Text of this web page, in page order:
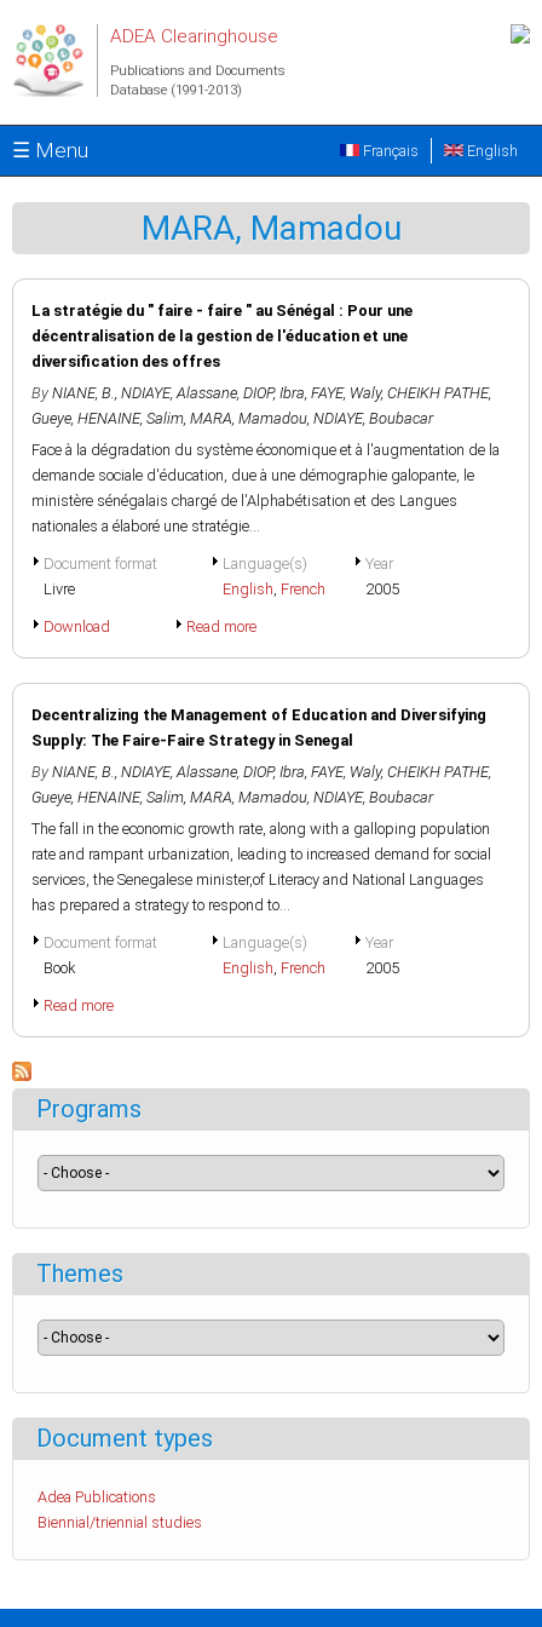
ADEA Clearinghouse
Publications and Documents
Database (1991-2013)
☰ Menu English
Français
MARA, Mamadou
La stratégie du " faire - faire " au Sénégal : Pour une
décentralisation de la gestion de l'éducation et une
diversification des offres
By NIANE, B., NDIAYE, Alassane, DIOP, Ibra, FAYE, Waly, CHEIKH PATHE,
Gueye, HENAINE, Salim, MARA, Mamadou, NDIAYE, Boubacar
Face à la dégradation du système économique et à l'augmentation de la
demande sociale d'éducation, due à une démographie galopante, le
ministère sénégalais chargé de l'Alphabétisation et des Langues
nationales a élaboré une stratégie...
Document format
Livre
Language(s)
English, French
Year
2005
Download Read more
Decentralizing the Management of Education and Diversifying
Supply: The Faire-Faire Strategy in Senegal
By NIANE, B., NDIAYE, Alassane, DIOP, Ibra, FAYE, Waly, CHEIKH PATHE,
Gueye, HENAINE, Salim, MARA, Mamadou, NDIAYE, Boubacar
The fall in the economic growth rate, along with a galloping population
rate and rampant urbanization, leading to increased demand for social
services, the Senegalese minister,of Literacy and National Languages
has prepared a strategy to respond to...
Document format
Book
Language(s)
English, French
Year
2005
Read more
Programs
Themes
Document types
Adea Publications
Biennial/triennial studies